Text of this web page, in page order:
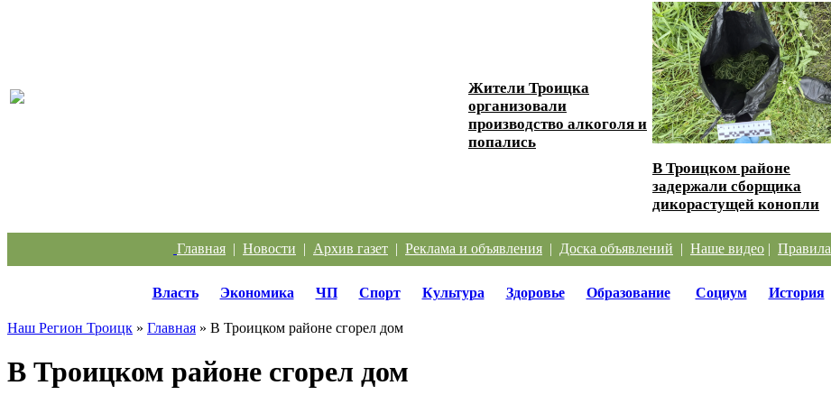
Жители Троицка
организовали
производство алкоголя и
попались
В Троицком районе
задержали сборщика
дикорастущей конопли
Главная | Новости | Архив газет | Реклама и объявления | Доска объявлений | Наше видео | Правила
Власть Экономика ЧП Спорт Культура Здоровье Образование Социум История
Наш Регион Троицк » Главная » В Троицком районе сгорел дом
В Троицком районе сгорел дом